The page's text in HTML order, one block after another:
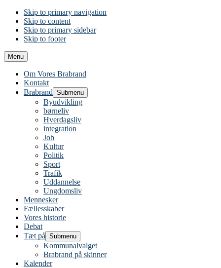
Skip to primary navigation
Skip to content
Skip to primary sidebar
Skip to footer
Menu
Om Vores Brabrand
Kontakt
Brabrand Submenu
Byudvikling
børneliv
Hverdagsliv
integration
Job
Kultur
Politik
Sport
Trafik
Uddannelse
Ungdomsliv
Mennesker
Fællesskaber
Vores historie
Debat
Tæt på Submenu
Kommunalvalget
Brabrand på skinner
Kalender